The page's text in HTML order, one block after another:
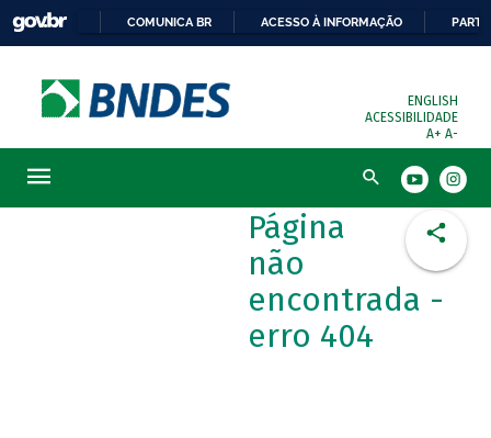
COMUNICA BR ACESSO À INFORMAÇÃO
ENGLISH
ACESSIBILIDADE
A+ A-
Busca
Página
não
encontrada -
erro 404